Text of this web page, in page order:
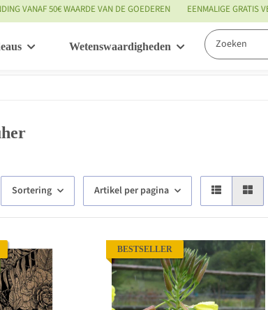
VANAF 50€ WAARDE VAN DE GOEDEREN EENMALIGE GRATIS
Wetenswaardigheden Service
Sortering Artikel per pagina
BESTSELLER